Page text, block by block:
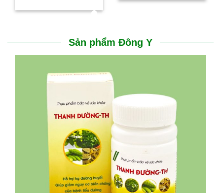
Sản phẩm Đông Y